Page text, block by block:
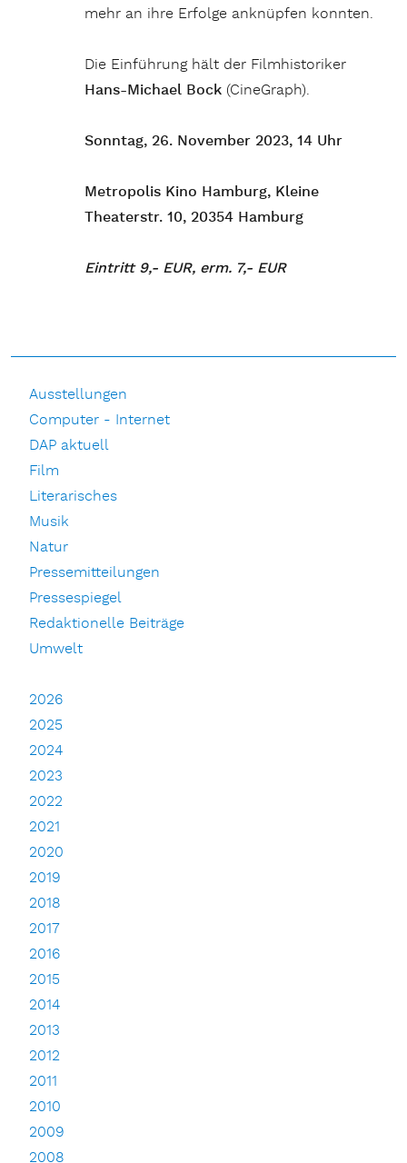
mehr an ihre Erfolge anknüpfen konnten.
Die Einführung hält der Filmhistoriker
Hans-Michael Bock (CineGraph).
Sonntag, 26. November 2023, 14 Uhr
Metropolis Kino Hamburg, Kleine
Theaterstr. 10, 20354 Hamburg
Eintritt 9,- EUR, erm. 7,- EUR
Ausstellungen
Computer - Internet
DAP aktuell
Film
Literarisches
Musik
Natur
Pressemitteilungen
Pressespiegel
Redaktionelle Beiträge
Umwelt
2026
2025
2024
2023
2022
2021
2020
2019
2018
2017
2016
2015
2014
2013
2012
2011
2010
2009
2008